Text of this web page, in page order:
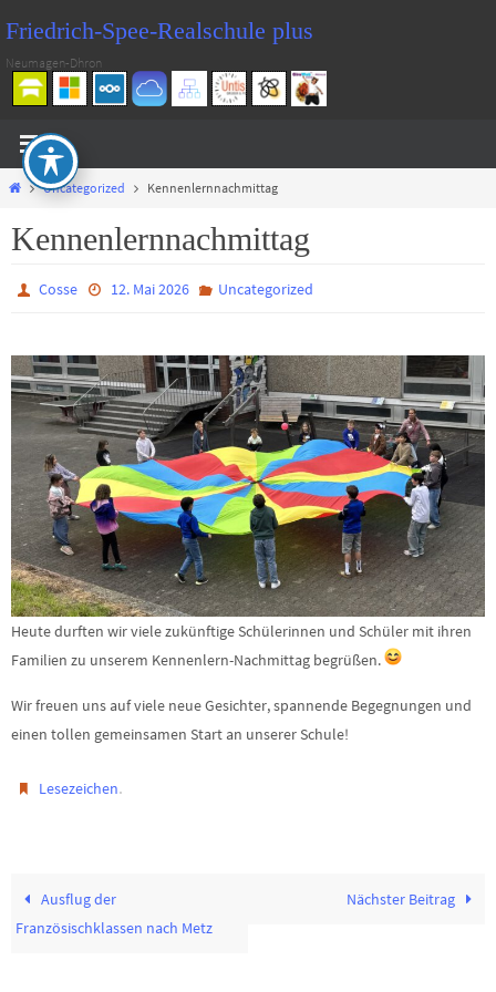
Inhalt
springen
Friedrich-Spee-Realschule plus
Neumagen-Dhron
StartUncategorized Kennenlernnachmittag
Kennenlernnachmittag
Cosse 12. Mai 2026 Uncategorized
Heute durften wir viele zukünftige Schülerinnen und Schüler mit ihren
Familien zu unserem Kennenlern-Nachmittag begrüßen.
Wir freuen uns auf viele neue Gesichter, spannende Begegnungen und
einen tollen gemeinsamen Start an unserer Schule!
Lesezeichen.
Ausflug der
Französischklassen nach Metz
Nächster Beitrag